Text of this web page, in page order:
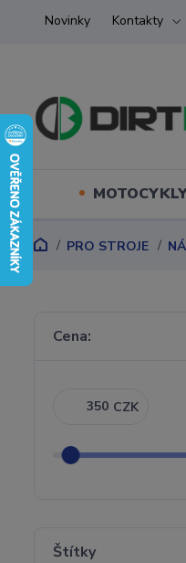
Novinky Kontakty
PRO STROJE
Cena:
CZK
Štítky